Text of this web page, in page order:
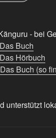
- bei
Buch
Hörbuch
Buch (so
unterstützt